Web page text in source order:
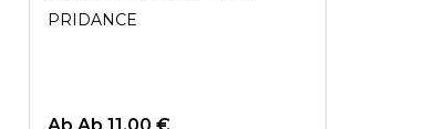
Fußloch
PRIDANCE